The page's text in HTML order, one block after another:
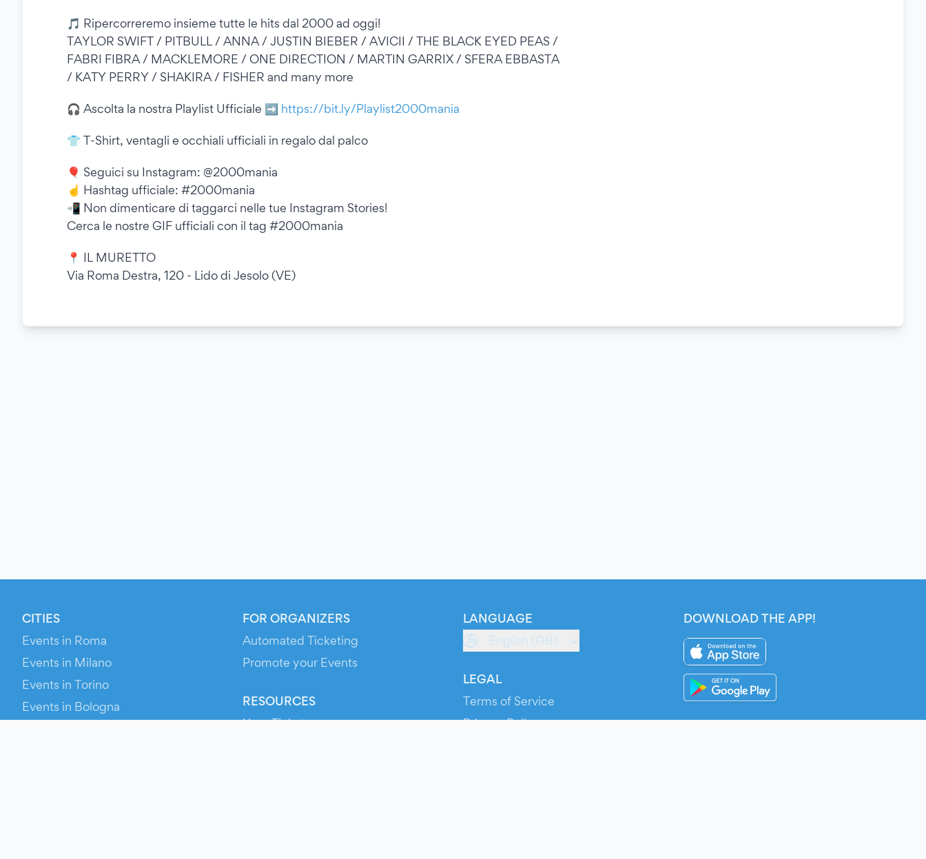
🎵 Ripercorreremo insieme tutte le hits dal 2000 ad oggi!
TAYLOR SWIFT / PITBULL / ANNA / JUSTIN BIEBER / AVICII / THE BLACK EYED PEAS /
FABRI FIBRA / MACKLEMORE / ONE DIRECTION / MARTIN GARRIX / SFERA EBBASTA
/ KATY PERRY / SHAKIRA / FISHER and many more
🎧 Ascolta la nostra Playlist Ufficiale ➡️ https://bit.ly/Playlist2000mania
👕 T-Shirt, ventagli e occhiali ufficiali in regalo dal palco
🎈 Seguici su Instagram: @2000mania
☝️ Hashtag ufficiale: #2000mania
📲 Non dimenticare di taggarci nelle tue Instagram Stories!
Cerca le nostre GIF ufficiali con il tag #2000mania
📍 IL MURETTO
Via Roma Destra, 120 - Lido di Jesolo (VE)
CITIES
Events in Roma
Events in Milano
Events in Torino
Events in Bologna
FOR ORGANIZERS
Automated Ticketing
Promote your Events
RESOURCES
Your Tickets
LANGUAGE
English (GB)
LEGAL
Terms of Service
Privacy Policy
DOWNLOAD THE APP!